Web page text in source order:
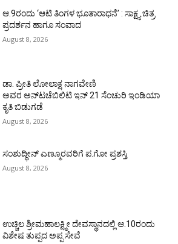
ಆ.9ರಂದು ‘ಆಟಿ ತಿಂಗಳ ಭೂತಾರಾಧನೆ’ : ಸಾಕ್ಷ್ಯ ಚಿತ್ರ
ಪ್ರದರ್ಶನ ಹಾಗೂ ಸಂವಾದ
August 8, 2026
ಡಾ. ಪ್ರೀತಿ ಲೋಲಾಕ್ಷ ನಾಗವೇಣಿ
ಅವರ ಅನ್‌ಟಚೆಬಿಲಿಟಿ ಇನ್ 21 ಸೆಂಚುರಿ ಇಂಡಿಯಾ
ಕೃತಿ ಬಿಡುಗಡೆ
August 8, 2026
ಸಂಶುದ್ಧೀನ್ ಎಣ್ಮೂರವರಿಗೆ ಪ.ಗೋ ಪ್ರಶಸ್ತಿ
August 8, 2026
ಉಚ್ಚಿಲ ಶ್ರೀಮಹಾಲಕ್ಷ್ಮೀ ದೇವಸ್ಥಾನದಲ್ಲಿ ಆ.10ರಂದು
ವಿಶೇಷ ತುಪ್ಪದ ಅಪ್ಪ ಸೇವೆ